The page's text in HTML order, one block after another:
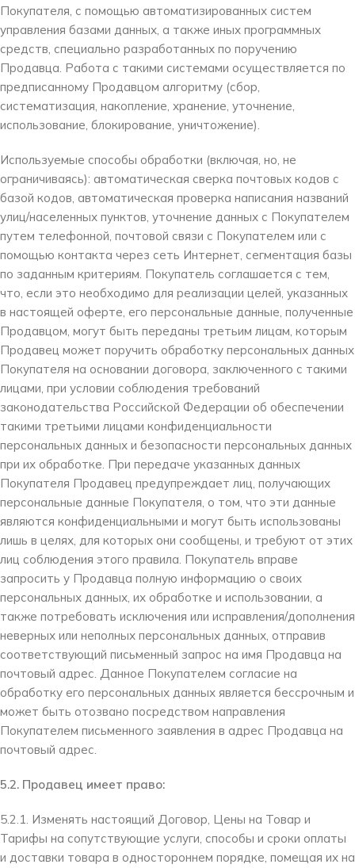
Покупателя, с помощью автоматизированных систем
управления базами данных, а также иных программных
средств, специально разработанных по поручению
Продавца. Работа с такими системами осуществляется по
предписанному Продавцом алгоритму (сбор,
систематизация, накопление, хранение, уточнение,
использование, блокирование, уничтожение).
Используемые способы обработки (включая, но, не
ограничиваясь): автоматическая сверка почтовых кодов с
базой кодов, автоматическая проверка написания названий
улиц/населенных пунктов, уточнение данных с Покупателем
путем телефонной, почтовой связи с Покупателем или с
помощью контакта через сеть Интернет, сегментация базы
по заданным критериям. Покупатель соглашается с тем,
что, если это необходимо для реализации целей, указанных
в настоящей оферте, его персональные данные, полученные
Продавцом, могут быть переданы третьим лицам, которым
Продавец может поручить обработку персональных данных
Покупателя на основании договора, заключенного с такими
лицами, при условии соблюдения требований
законодательства Российской Федерации об обеспечении
такими третьими лицами конфиденциальности
персональных данных и безопасности персональных данных
при их обработке. При передаче указанных данных
Покупателя Продавец предупреждает лиц, получающих
персональные данные Покупателя, о том, что эти данные
являются конфиденциальными и могут быть использованы
лишь в целях, для которых они сообщены, и требуют от этих
лиц соблюдения этого правила. Покупатель вправе
запросить у Продавца полную информацию о своих
персональных данных, их обработке и использовании, а
также потребовать исключения или исправления/дополнения
неверных или неполных персональных данных, отправив
соответствующий письменный запрос на имя Продавца на
почтовый адрес. Данное Покупателем согласие на
обработку его персональных данных является бессрочным и
может быть отозвано посредством направления
Покупателем письменного заявления в адрес Продавца на
почтовый адрес.
5.2. Продавец имеет право:
5.2.1. Изменять настоящий Договор, Цены на Товар и
Тарифы на сопутствующие услуги, способы и сроки оплаты
и доставки товара в одностороннем порядке, помещая их на